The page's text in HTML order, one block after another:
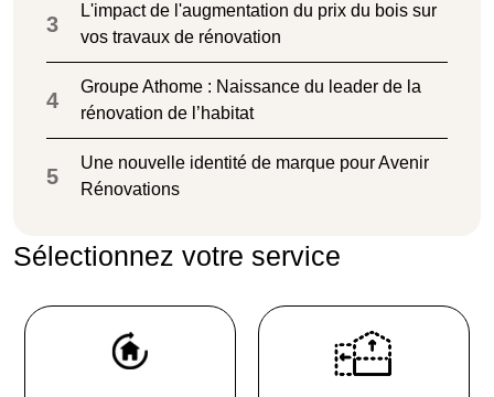
3
L'impact de l'augmentation du prix du bois sur
vos travaux de rénovation
4
Groupe Athome : Naissance du leader de la
rénovation de l’habitat
5
Une nouvelle identité de marque pour Avenir
Rénovations
Sélectionnez votre service